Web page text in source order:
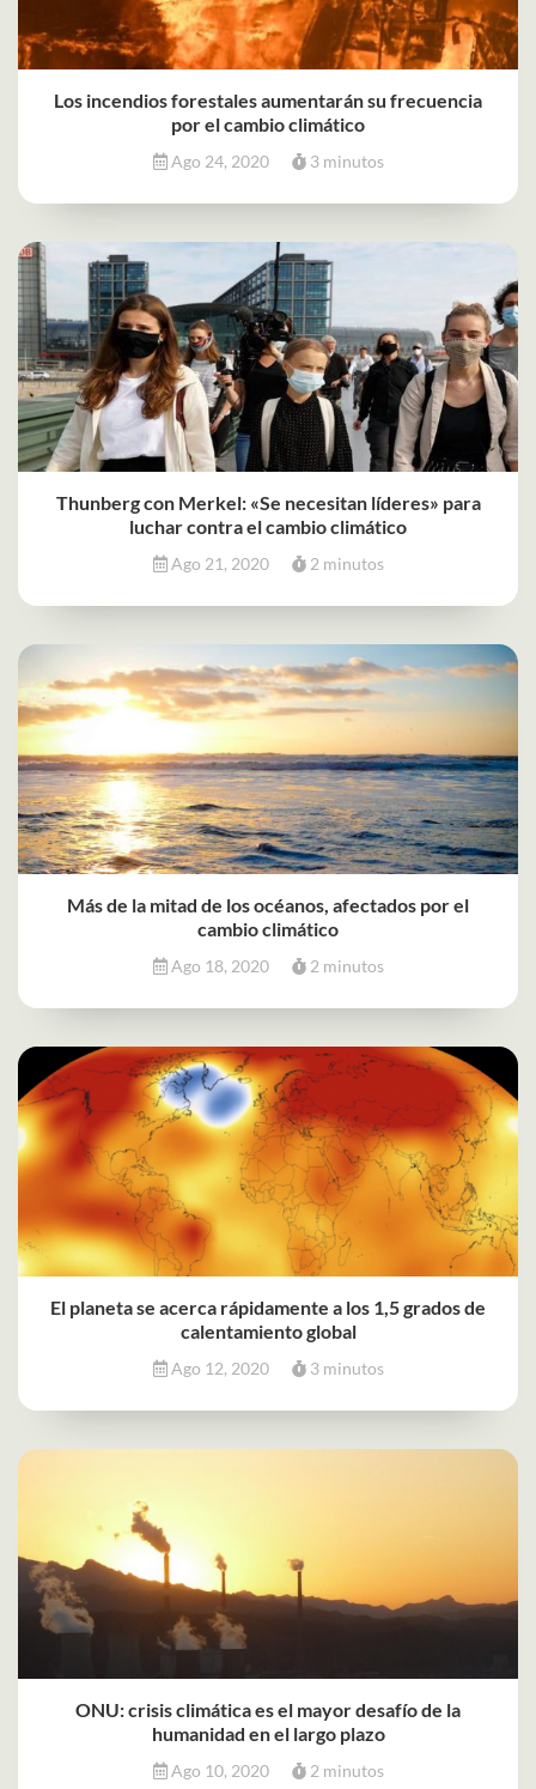
Los incendios forestales aumentarán su frecuencia
por el cambio climático
Ago 24, 2020 3 minutos
Thunberg con Merkel: «Se necesitan líderes» para
luchar contra el cambio climático
Ago 21, 2020 2 minutos
Más de la mitad de los océanos, afectados por el
cambio climático
Ago 18, 2020 2 minutos
El planeta se acerca rápidamente a los 1,5 grados de
calentamiento global
Ago 12, 2020 3 minutos
ONU: crisis climática es el mayor desafío de la
humanidad en el largo plazo
Ago 10, 2020 2 minutos